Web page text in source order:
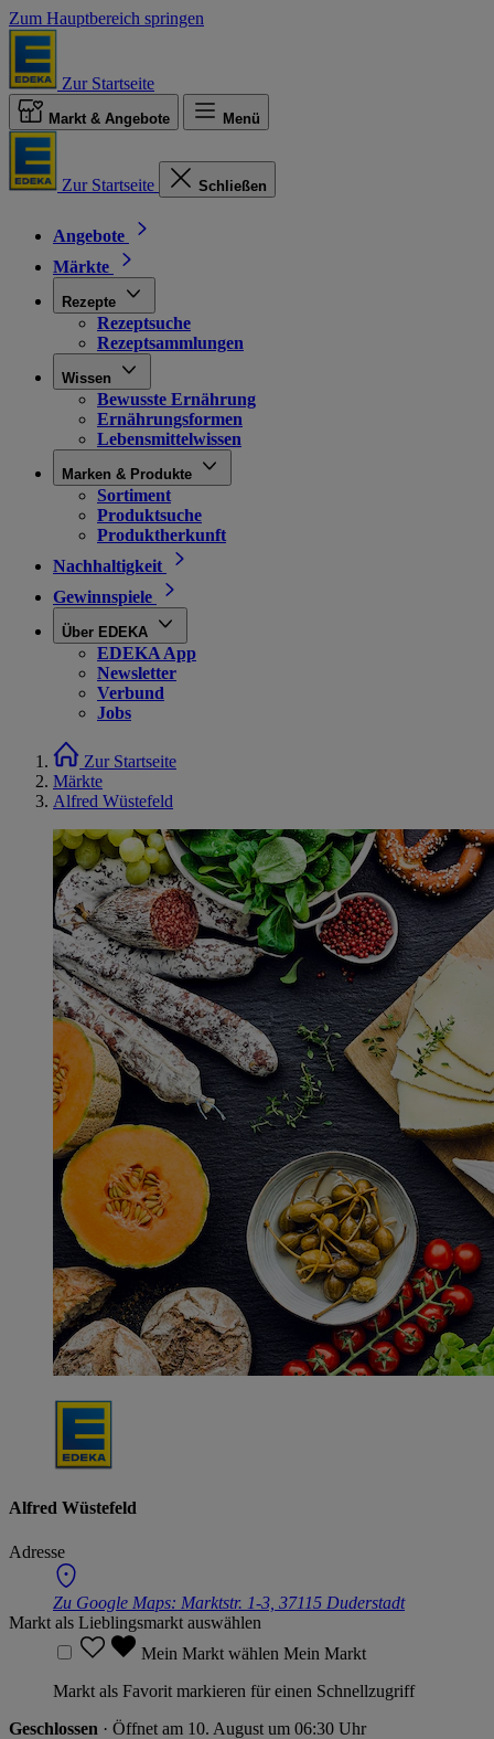
Zum Hauptbereich springen
Zur Startseite
Markt & Angebote Menü
Zur Startseite Schließen
Angebote
Märkte
Rezepte
Rezeptsuche
Rezeptsammlungen
Wissen
Bewusste Ernährung
Ernährungsformen
Lebensmittelwissen
Marken & Produkte
Sortiment
Produktsuche
Produktherkunft
Nachhaltigkeit
Gewinnspiele
Über EDEKA
EDEKA App
Newsletter
Verbund
Jobs
Zur Startseite
Märkte
Alfred Wüstefeld
Alfred Wüstefeld
Adresse
Zu Google Maps: Marktstr. 1-3, 37115 Duderstadt
Markt als Lieblingsmarkt auswählen
Mein Markt wählen Mein Markt
Markt als Favorit markieren für einen Schnellzugriff
Geschlossen · Öffnet am 10. August um 06:30 Uhr